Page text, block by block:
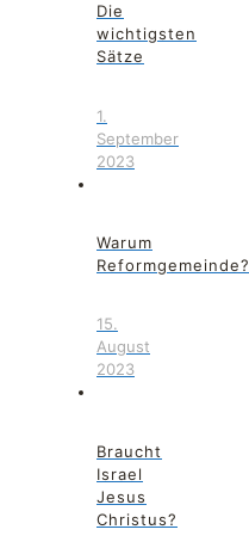
Die
wichtigsten
Sätze
1.
September
2023
Warum
Reformgemeinde?
15.
August
2023
Braucht
Israel
Jesus
Christus?